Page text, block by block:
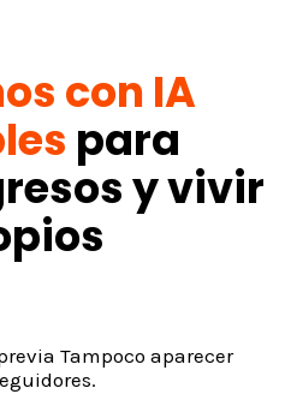
con IA
para
y vivir
Tampoco aparecer